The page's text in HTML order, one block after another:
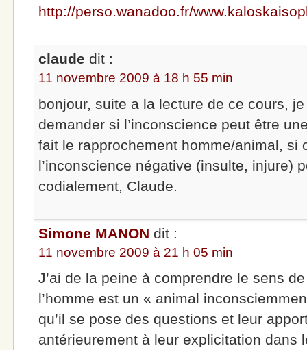
http://perso.wanadoo.fr/
claude dit :
11 novembre 2009 à 18 h 55 min
bonjour, suite a la lecture de ce cours,
demander si l’inconscience peut être
fait le rapprochement homme/animal, si
l’inconscience négative (insulte, injure)
codialement, Claude.
Simone MANON dit :
11 novembre 2009 à 21 h 05 min
J’ai de la peine à comprendre le sens
l’homme est un « animal
qu’il se pose des questions et leur
antérieurement à leur explicitation dans